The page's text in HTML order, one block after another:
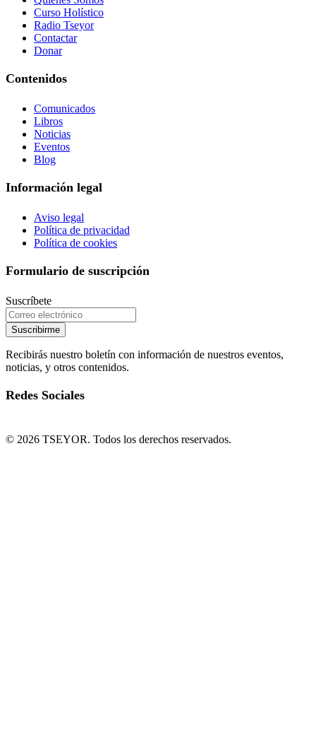
Curso Holístico
Radio Tseyor
Contactar
Donar
Contenidos
Comunicados
Libros
Noticias
Eventos
Blog
Información legal
Aviso legal
Política de privacidad
Política de cookies
Formulario de suscripción
Suscríbete
Suscribirme
Recibirás nuestro boletín con información de nuestros eventos,
noticias, y otros contenidos.
Redes Sociales
© 2026 TSEYOR. Todos los derechos reservados.